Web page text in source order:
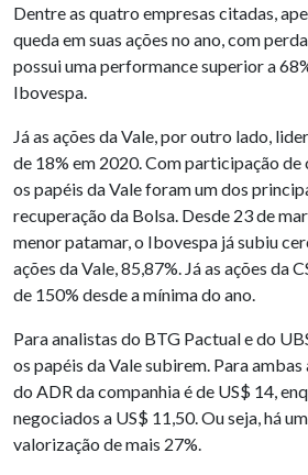
Dentre as quatro empresas citadas,
queda em suas ações no ano, com
possui uma performance superior a
Ibovespa.
Já as ações da Vale, por outro lado,
de 18% em 2020. Com participação de
os papéis da Vale foram um dos
recuperação da Bolsa. Desde 23 de
menor patamar, o Ibovespa já subiu
ações da Vale, 85,87%. Já as ações da
de 150% desde a mínima do ano.
Para analistas do BTG Pactual e do
os papéis da Vale subirem. Para ambas
do ADR da companhia é de US$ 14,
negociados a US$ 11,50. Ou seja, há
valorização de mais 27%.